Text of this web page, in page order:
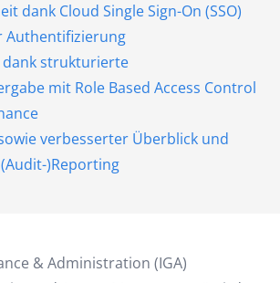
dank Cloud Single Sign-On (SSO)
Authentifizierung
dank strukturierte
mit Role Based Access Control
verbesserter Überblick und
)Reporting
& Administration (IGA)